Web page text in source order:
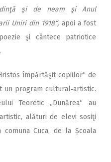
şi de neam şi Anul
Uniri din 1918“, apoi a fost
şi cântece patriotice
împărtăşit copiilor“ de
un program cultural‑artistic.
Teoretic „Dunărea“ au
alături de elevi sosiţi
Cuca, de la Școala